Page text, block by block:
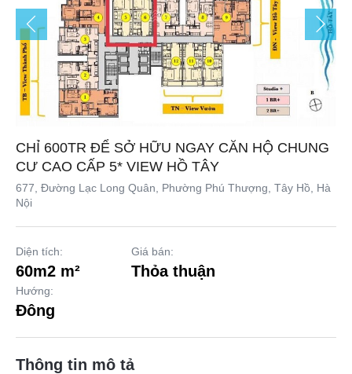
CHỈ 600TR ĐỂ SỞ HỮU NGAY CĂN HỘ CHUNG
CƯ CAO CẤP 5* VIEW HỒ TÂY
677, Đường Lạc Long Quân, Phường Phú Thượng, Tây Hồ, Hà
Nội
Diện tích:
60m2 m²
Giá bán:
Thỏa thuận
Hướng:
Đông
Thông tin mô tả